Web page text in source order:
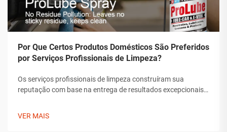
Por Que Certos Produtos Domésticos São Preferidos
por Serviços Profissionais de Limpeza?
Os serviços profissionais de limpeza construíram sua
reputação com base na entrega de resultados excepcionais
VER MAIS